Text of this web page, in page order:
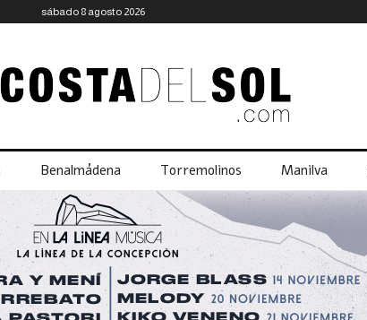
sábado 8 agosto 2026
Benalmádena Torremolinos Manilva